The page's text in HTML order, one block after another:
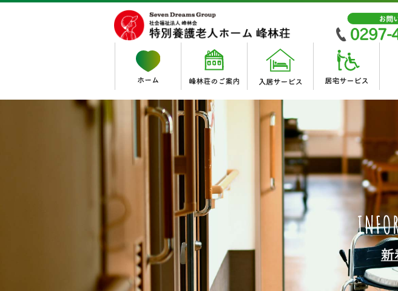
法人理念 峰林会 施
入居サービス
特別養護老人ホーム 峰林荘
・峰林荘（ユニット型）
・峰林荘（地域密着型）
特別養護老人ホーム 峰林荘（併設短期入所）
居宅サービス
・峰林荘通所介護事業所
・あ
・ゆうゆうケア・ワン デイサービスセンター
特別養護老人ホーム 峰林荘
職員のご紹介